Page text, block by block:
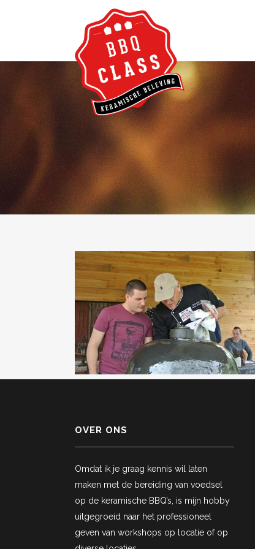
OVER ONS
Omdat ik je graag kennis wil laten
maken met de bereiding van voedsel
op de keramische BBQ’s, is mijn hobby
uitgegroeid naar het professioneel
geven van workshops op locatie of op